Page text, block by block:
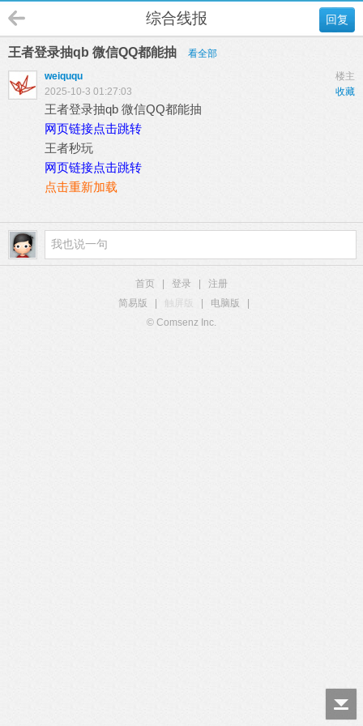
回复
综合线报
王者登录抽qb 微信QQ都能抽
看全部
楼主
weiququ
收藏
2025-10-3 01:27:03
王者登录抽qb 微信QQ都能抽
网页链接点击跳转
王者秒玩
网页链接点击跳转
点击重新加载
首页 登录
注册
简易版
触屏版 电脑版
© Comsenz Inc.